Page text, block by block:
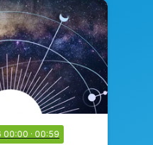
00:00 · 00:59